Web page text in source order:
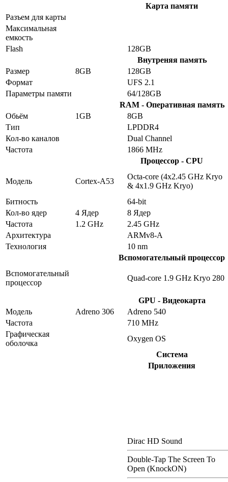
Карта памяти
Разъем для карты
Максимальная
емкость
Flash
128GB
Внутреняя память
Размер
8GB
128GB
Формат
UFS 2.1
Параметры памяти
64/128GB
RAM - Оперативная память
Обьём
1GB
8GB
Тип
LPDDR4
Кол-во каналов
Dual Channel
Частота
1866 MHz
Процессор - CPU
Модель Cortex-A53
Octa-core (4x2.45 GHz Kryo
& 4x1.9 GHz Kryo)
Битность
64-bit
Кол-во ядер
4 Ядер
8 Ядер
Частота
1.2 GHz
2.45 GHz
Архитектура
ARMv8-A
Технология
10 nm
Вспомогательный процессор
Вспомогательный
процессор
Quad-core 1.9 GHz Kryo 280
GPU - Видеокарта
Модель
Adreno 306
Adreno 540
Частота
710 MHz
Графическая
оболочка
Oxygen OS
Система
Приложения
Dirac HD Sound
Double-Tap The Screen To
Open (KnockON)